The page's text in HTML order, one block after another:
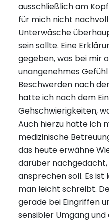
ausschließlich am
für mich nicht
Unterwäsche
sein sollte. Eine
gegeben, was bei mir
unangenehmes
Beschwerden nach
hatte ich nach dem
Gehschwierigkeiten,
Auch hierzu hätte ich
medizinische
das heute erwähne
darüber
ansprechen soll. Es ist
man leicht schreibt.
gerade bei Eingriffen
sensibler Umgang